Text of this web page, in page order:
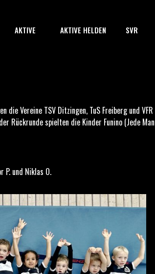
AKTIVE AKTIVE HELDEN SVR
Vereine TSV Ditzingen, TuS Freiberg und
Rückrunde spielten die Kinder Funino (Jede
P. und Niklas O.